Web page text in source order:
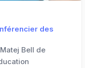
des
Bell de